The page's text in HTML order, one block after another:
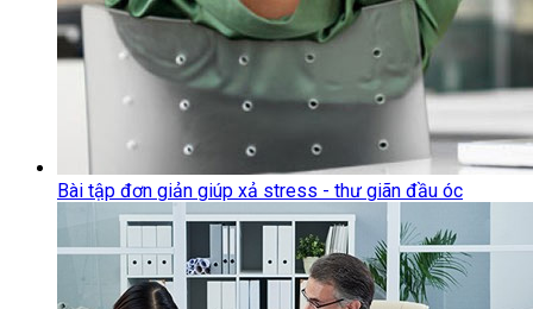
Bài tập đơn giản giúp xả stress - thư giãn đầu óc